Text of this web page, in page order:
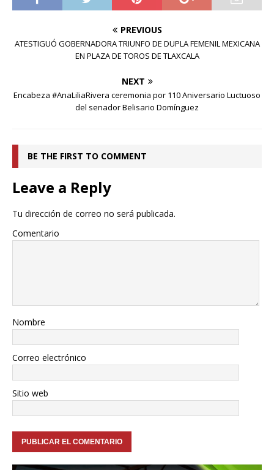
PREVIOUS
ATESTIGUÓ GOBERNADORA TRIUNFO DE DUPLA FEMENIL MEXICANA
EN PLAZA DE TOROS DE TLAXCALA
NEXT
Encabeza #AnaLiliaRivera ceremonia por 110 Aniversario Luctuoso
del senador Belisario Domínguez
BE THE FIRST TO COMMENT
Leave a Reply
Tu dirección de correo no será publicada.
Comentario
Nombre
Correo electrónico
Sitio web